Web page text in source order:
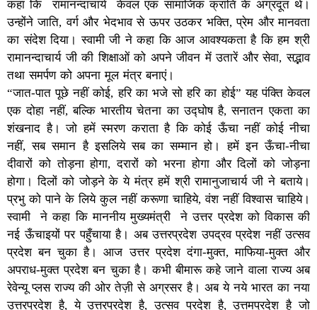
कहा कि रामानन्दाचार्य केवल एक सामाजिक क्रांति के अग्रदूत थे।
उन्होंने जाति, वर्ग और भेदभाव से ऊपर उठकर भक्ति, प्रेम और मानवता
का संदेश दिया। स्वामी जी ने कहा कि आज आवश्यकता है कि हम श्री
रामानन्दाचार्य जी की शिक्षाओं को अपने जीवन में उतारें और सेवा, सद्भाव
तथा समर्पण को अपना मूल मंत्र बनाएं।
“जात-पात पूछे नहीं कोई, हरि का भजे सो हरि का होई” यह पंक्ति केवल
एक दोहा नहीं, बल्कि भारतीय चेतना का उद्घोष है, सनातन एकता का
शंखनाद है। जो हमें स्मरण कराता है कि कोई ऊँचा नहीं कोई नीचा
नहीं, सब समान है इसलिये सब का सम्मान हो। हमें इन ऊँचा-नीचा
दीवारों को तोड़ना होगा, दरारों को भरना होगा और दिलों को जोड़ना
होगा। दिलों को जोड़ने के ये मंत्र हमें श्री रामानुजाचार्य जी ने बताये।
प्रभु को पाने के लिये कुल नहीं करूणा चाहिये, वंश नहीं विश्वास चाहिये।
स्वामी ने कहा कि माननीय मुख्यमंत्री ने उत्तर प्रदेश को विकास की
नई ऊँचाइयों पर पहुँचाया है। अब उत्तरप्रदेश उपद्रव प्रदेश नहीं उत्सव
प्रदेश बन चुका है। आज उत्तर प्रदेश दंगा-मुक्त, माफिया-मुक्त और
अपराध-मुक्त प्रदेश बन चुका है। कभी बीमारू कहे जाने वाला राज्य अब
रेवेन्यू प्लस राज्य की ओर तेज़ी से अग्रसर है। अब ये नये भारत का नया
उत्तरप्रदेश है, ये उत्तरप्रदेश है, उत्सव प्रदेश है, उत्तमप्रदेश है जो